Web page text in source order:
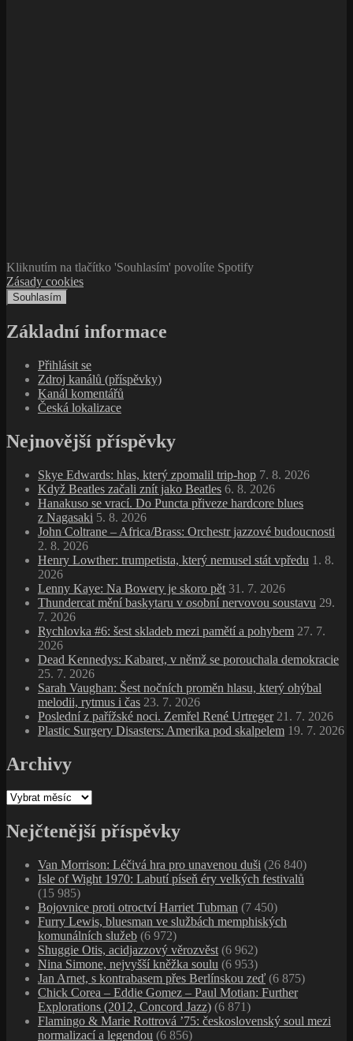
Kliknutím na tlačítko 'Souhlasím' povolíte Spotify
Zásady cookies
Souhlasím
Základní informace
Přihlásit se
Zdroj kanálů (příspěvky)
Kanál komentářů
Česká lokalizace
Nejnovější příspěvky
Skye Edwards: hlas, který zpomalil trip‑hop 7. 8. 2026
Když Beatles začali znít jako Beatles 6. 8. 2026
Hanakuso se vrací. Do Puncta přiveze hardcore blues
z Nagasaki 5. 8. 2026
John Coltrane – Africa/Brass: Orchestr jazzové budoucnosti
2. 8. 2026
Henry Lowther: trumpetista, který nemusel stát vpředu 1. 8.
2026
Lenny Kaye: Na Bowery je skoro pět 31. 7. 2026
Thundercat mění baskytaru v osobní nervovou soustavu 29.
7. 2026
Rychlovka #6: šest skladeb mezi pamětí a pohybem 27. 7.
2026
Dead Kennedys: Kabaret, v němž se porouchala demokracie
25. 7. 2026
Sarah Vaughan: Šest nočních proměn hlasu, který ohýbal
melodii, rytmus i čas 23. 7. 2026
Poslední z pařížské noci. Zemřel René Urtreger 21. 7. 2026
Plastic Surgery Disasters: Amerika pod skalpelem 19. 7. 2026
Archivy
Archivy
Nejčtenější příspěvky
Van Morrison: Léčivá hra pro unavenou duši (26 840)
Isle of Wight 1970: Labutí píseň éry velkých festivalů
(15 985)
Bojovnice proti otroctví Harriet Tubman (7 450)
Furry Lewis, bluesman ve službách memphiských
komunálních služeb (6 972)
Shuggie Otis, acidjazzový věrozvěst (6 962)
Nina Simone, nejvyšší kněžka soulu (6 953)
Jan Arnet, s kontrabasem přes Berlínskou zeď (6 875)
Chick Corea – Eddie Gomez – Paul Motian: Further
Explorations (2012, Concord Jazz) (6 871)
Flamingo & Marie Rottrová ’75: československý soul mezi
normalizací a legendou (6 856)